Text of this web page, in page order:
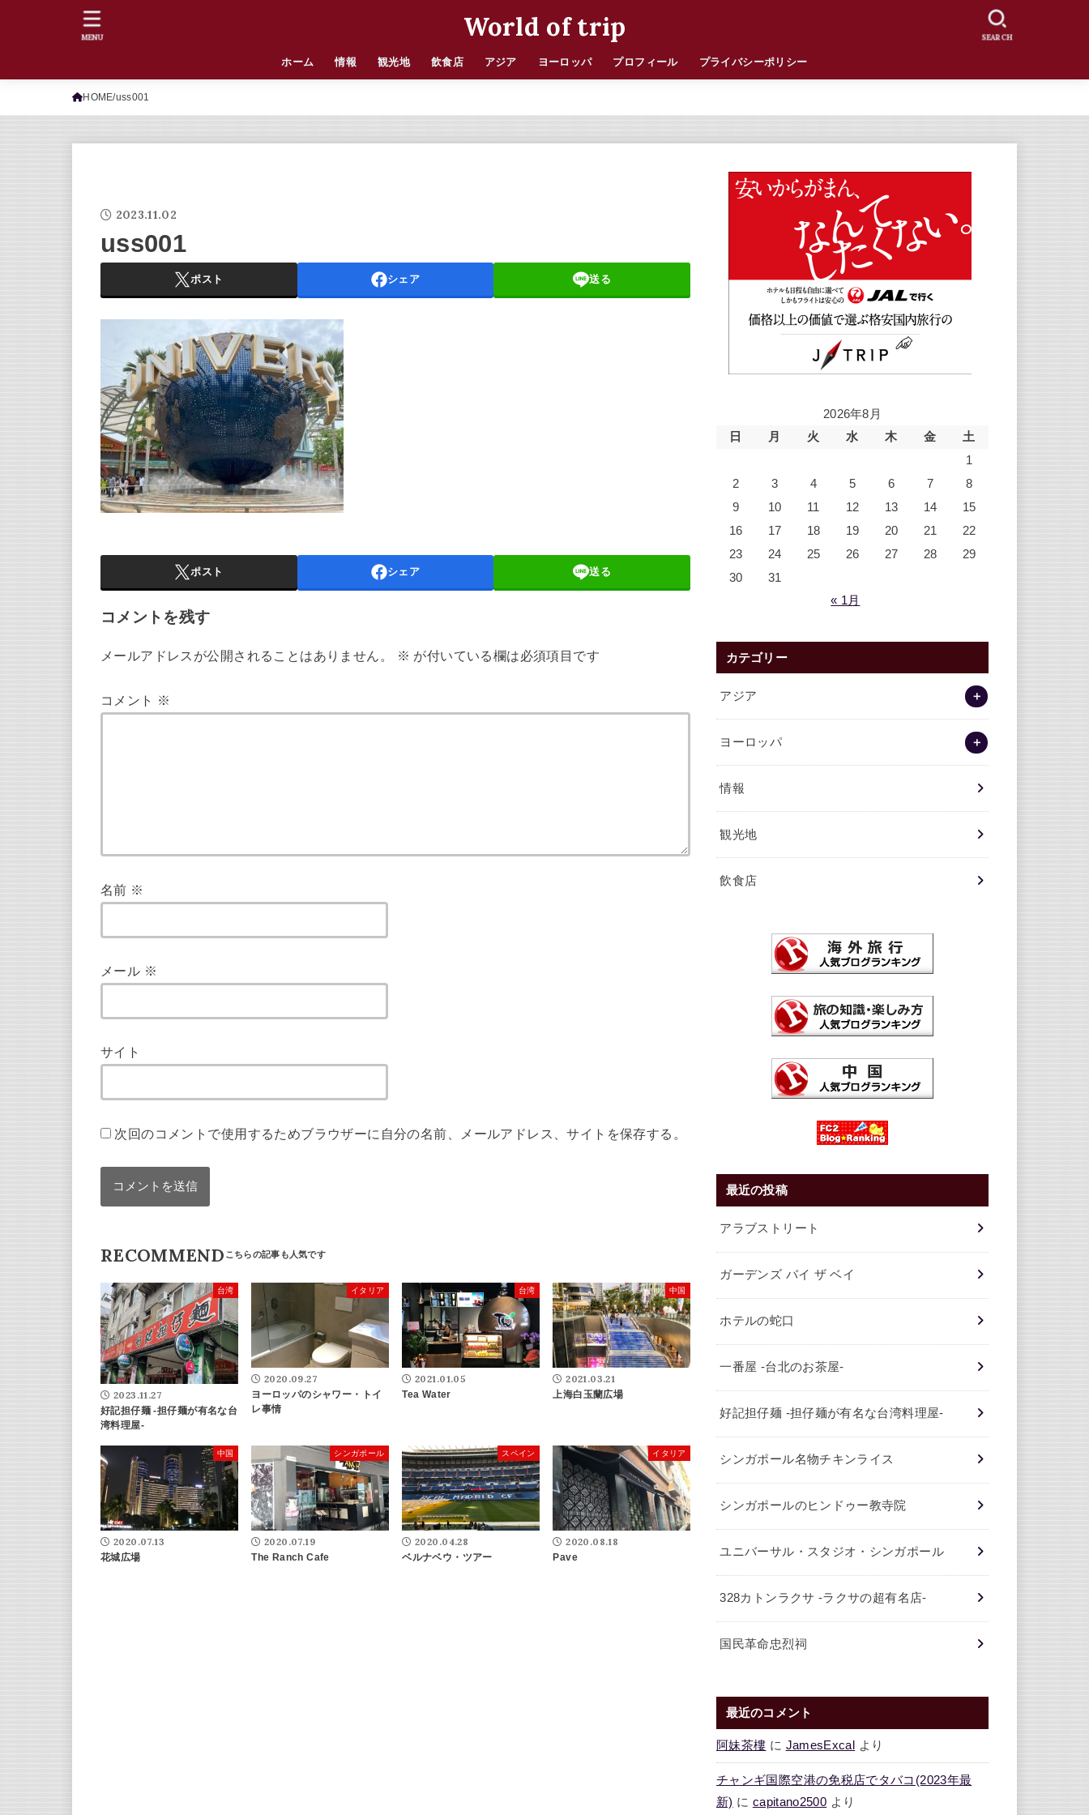
World of trip
ホーム 情報 観光地 飲食店 アジア ヨーロッパ プロフィール プライバシーポリシー
SEARCH
MENU
HOME uss001
2023.11.02
uss001
ポスト シェア 送る
ポスト シェア 送る
コメントを残す
メールアドレスが公開されることはありません。 ※ が付いている欄は必須項目です
コメント ※
名前 ※
メール ※
サイト
次回のコメントで使用するためブラウザーに自分の名前、メールアドレス、サイトを保存する。
RECOMMEND
台湾
2023.11.27
好記担仔麺 -担仔麺が有名な台
湾料理屋-
イタリア
2020.09.27
ヨーロッパのシャワー・トイ
レ事情
台湾
2021.01.05
Tea Water
中国
2021.03.21
上海白玉蘭広場
中国
2020.07.13
花城広場
シンガポール
2020.07.19
The Ranch Cafe
スペイン
2020.04.28
ベルナベウ・ツアー
イタリア
2020.08.18
Pave
2026年8月
日
月 火 水 木 金
土
1
2
3 4 5 6 7
8
9
10 11 12 13 14
15
16
17 18 19 20 21
22
23
24 25 26 27 28
29
30
31
« 1月
カテゴリー
アジア
ヨーロッパ
情報
観光地
飲食店
最近の投稿
アラブストリート
ガーデンズ バイ ザ ベイ
ホテルの蛇口
一番屋 -台北のお茶屋-
好記担仔麺 -担仔麺が有名な台湾料理屋-
シンガポール名物チキンライス
シンガポールのヒンドゥー教寺院
ユニバーサル・スタジオ・シンガポール
328カトンラクサ -ラクサの超有名店-
国民革命忠烈祠
最近のコメント
阿妹茶樓 に JamesExcal より
チャンギ国際空港の免税店でタバコ(2023年最
新) に capitano2500 より